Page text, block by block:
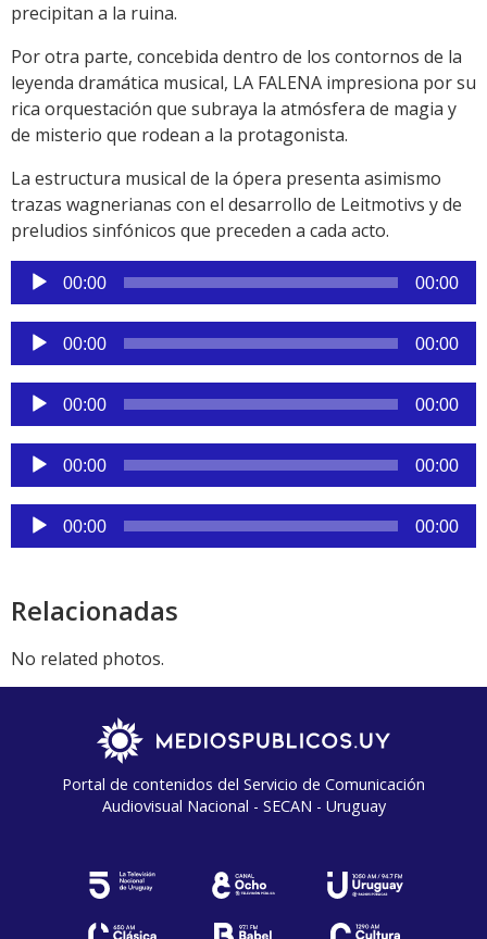
precipitan a la ruina.
Por otra parte, concebida dentro de los contornos de la
leyenda dramática musical, LA FALENA impresiona por su
rica orquestación que subraya la atmósfera de magia y
de misterio que rodean a la protagonista.
La estructura musical de la ópera presenta asimismo
trazas wagnerianas con el desarrollo de Leitmotivs y de
preludios sinfónicos que preceden a cada acto.
Reproductor
de
audio
00:00 00:00
Reproductor
de
audio
00:00 00:00
Reproductor
de
audio
00:00 00:00
Reproductor
de
audio
00:00 00:00
Reproductor
de
00:00 00:00
Relacionadas
No related photos.
Portal de contenidos del Servicio de Comunicación
Audiovisual Nacional - SECAN - Uruguay